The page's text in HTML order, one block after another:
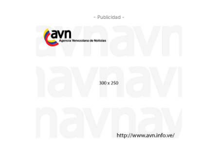
- Publicidad -